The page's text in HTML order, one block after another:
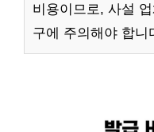
비용이므로, 사설
구에 주의해야 합니